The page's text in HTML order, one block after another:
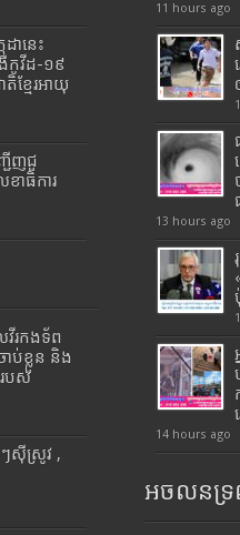
ដានេះ
កូវីដ-១៩
ខ្មែរអាយុ
ើញជួ
ាធិការ
វីរកងទ័ព
ាប់ខ្លួន និង
របស់
ស៊ីស្រូវ ,
11 hours ago
13 hours ago
14 hours ago
អចលនទ្រ